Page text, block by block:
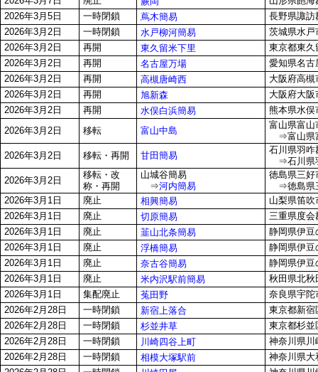
2026年3月5日
一時閉鎖 蔦木簡易
長野県諏訪
2026年3月2日
一時閉鎖 水戸柳河簡易
茨城県水戸
2026年3月2日
再開 東久留米下里
東京都東久
2026年3月2日
再開 名古屋万場
愛知県名古
2026年3月2日
再開 高槻唐崎西
大阪府高槻
2026年3月2日
再開 旭新森
大阪府大阪
2026年3月2日
再開 水俣白浜簡易
熊本県水俣
2026年3月2日
移転 富山中島
富山県富山
⇒富山県
2026年3月2日
移転・再開 甘田簡易
石川県羽咋
⇒石川県
2026年3月2日
移転・改
称・再開
山城谷簡易
⇒河内簡易
徳島県三好
⇒徳島県
2026年3月1日
廃止 相興簡易
山梨県笛吹
2026年3月1日
廃止 切原簡易
三重県度会
2026年3月1日
廃止 韮山北条簡易
静岡県伊豆
2026年3月1日
廃止 浮橋簡易
静岡県伊豆
2026年3月1日
廃止 奈古谷簡易
静岡県伊豆
2026年3月1日
廃止 米内沢駅前簡易
秋田県北秋
2026年3月1日
集配廃止 菟田野
奈良県宇陀
2026年2月28日
一時閉鎖 新宿上落合
東京都新宿
2026年2月28日
一時閉鎖 杉並井草
東京都杉並
2026年2月28日
一時閉鎖 川崎四谷上町
神奈川県川
2026年2月28日
一時閉鎖 相模大塚駅前
神奈川県大